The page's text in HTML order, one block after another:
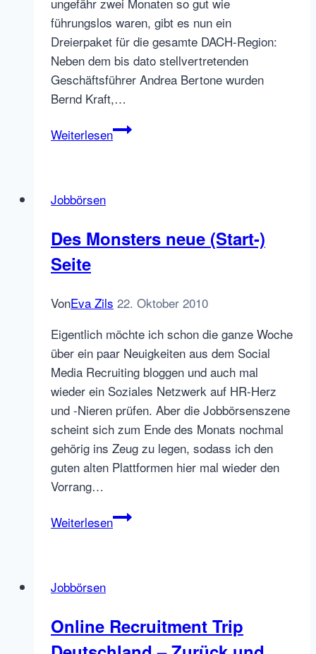
führungslos waren, gibt es nun ein
Dreierpaket für die gesamte DACH-Region:
Neben dem bis dato stellvertretenden
Geschäftsführer Andrea Bertone wurden
Bernd Kraft,…
WeiterlesenDas
Jobbörsen
Des Monsters neue (Start-)
Seite
VonEva Zils 22. Oktober 2010
Eigentlich möchte ich schon die ganze Woche
über ein paar Neuigkeiten aus dem Social
Media Recruiting bloggen und auch mal
wieder ein Soziales Netzwerk auf HR-Herz
und -Nieren prüfen. Aber die Jobbörsenszene
scheint sich zum Ende des Monats nochmal
gehörig ins Zeug zu legen, sodass ich den
guten alten Plattformen hier mal wieder den
Vorrang…
WeiterlesenDes
Jobbörsen
Online Recruitment Trip